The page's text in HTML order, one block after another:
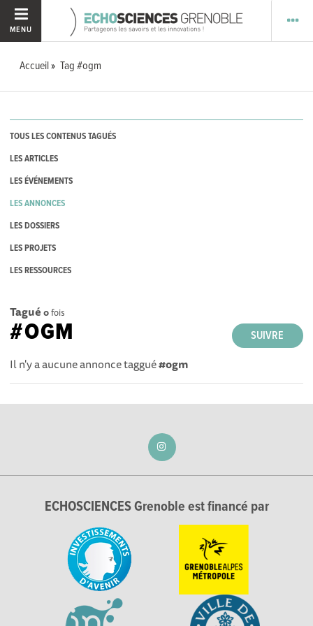
MENU
Accueil Tag #ogm
TOUS LES CONTENUS TAGUÉS
LES ARTICLES
LES ÉVÉNEMENTS
LES ANNONCES
LES DOSSIERS
LES PROJETS
LES RESSOURCES
Tagué 0fois
SUIVRE
#OGM
Il n'y a aucune annonce taggué#ogm
ECHOSCIENCES Grenoble est financé par